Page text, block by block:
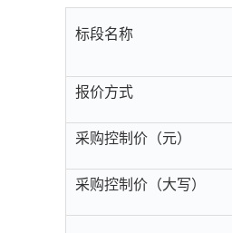
标段名称
报价方式
采购控制价（元）
采购控制价（大写）